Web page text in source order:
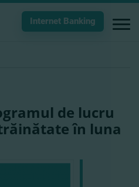
Internet Banking
de lucru
în luna